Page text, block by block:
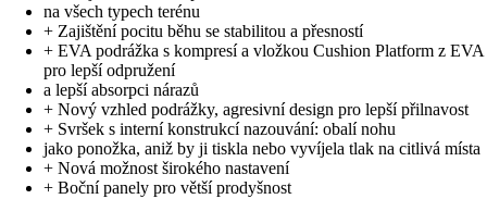
na všech typech terénu
+ Zajištění pocitu běhu se stabilitou a přesností
+ EVA podrážka s kompresí a vložkou Cushion Platform z EVA
pro lepší odpružení
a lepší absorpci nárazů
+ Nový vzhled podrážky, agresivní design pro lepší přilnavost
+ Svršek s interní konstrukcí nazouvání: obalí nohu
jako ponožka, aniž by ji tiskla nebo vyvíjela tlak na citlivá místa
+ Nová možnost širokého nastavení
+ Boční panely pro větší prodyšnost